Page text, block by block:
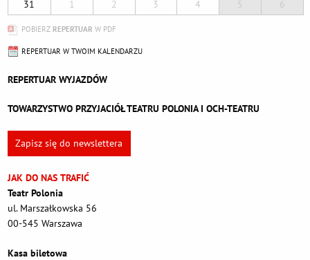
31 1 2 3 4 5 6
POBIERZ REPERTUAR W PDF
REPERTUAR W TWOIM KALENDARZU
REPERTUAR WYJAZDÓW
TOWARZYSTWO PRZYJACIÓŁ TEATRU POLONIA I OCH-TEATRU
Zapisz się do newslettera
JAK DO NAS TRAFIĆ
Teatr Polonia
ul. Marszałkowska 56
00-545 Warszawa
Kasa biletowa